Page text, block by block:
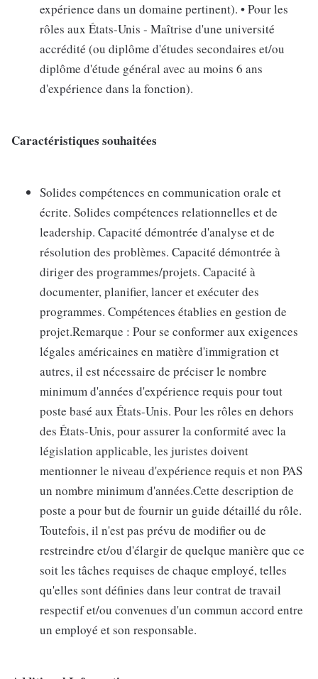
expérience dans un domaine pertinent). • Pour les
rôles aux États-Unis - Maîtrise d'une université
accrédité (ou diplôme d'études secondaires et/ou
diplôme d'étude général avec au moins 6 ans
d'expérience dans la fonction).
Caractéristiques souhaitées
Solides compétences en communication orale et
écrite. Solides compétences relationnelles et de
leadership. Capacité démontrée d'analyse et de
résolution des problèmes. Capacité démontrée à
diriger des programmes/projets. Capacité à
documenter, planifier, lancer et exécuter des
programmes. Compétences établies en gestion de
projet.Remarque : Pour se conformer aux exigences
légales américaines en matière d'immigration et
autres, il est nécessaire de préciser le nombre
minimum d'années d'expérience requis pour tout
poste basé aux États-Unis. Pour les rôles en dehors
des États-Unis, pour assurer la conformité avec la
législation applicable, les juristes doivent
mentionner le niveau d'expérience requis et non PAS
un nombre minimum d'années.Cette description de
poste a pour but de fournir un guide détaillé du rôle.
Toutefois, il n'est pas prévu de modifier ou de
restreindre et/ou d'élargir de quelque manière que ce
soit les tâches requises de chaque employé, telles
qu'elles sont définies dans leur contrat de travail
respectif et/ou convenues d'un commun accord entre
un employé et son responsable.